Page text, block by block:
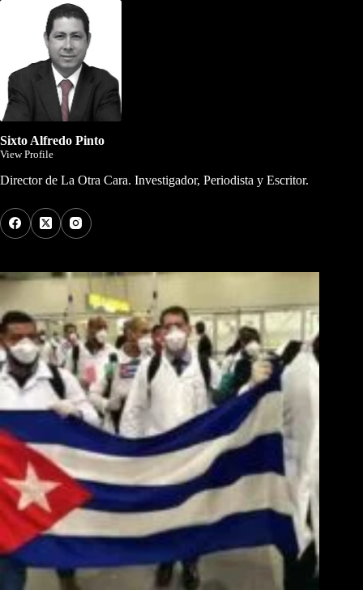
Sixto Alfredo Pinto
View Profile
Director de La Otra Cara. Investigador, Periodista y Escritor.